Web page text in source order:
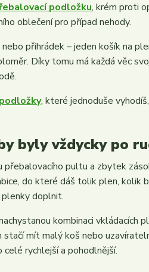
podložku, krém proti
oblečení pro případ nehody.
přihrádek – jeden košík na
Díky tomu má každá věc
, které jednoduše
byly vždycky po
pultu a zbytek
do které dáš tolik plen, kolik
doplnit.
kombinaci vkládacích
mít malý koš nebo
rychlejší a pohodlnější.